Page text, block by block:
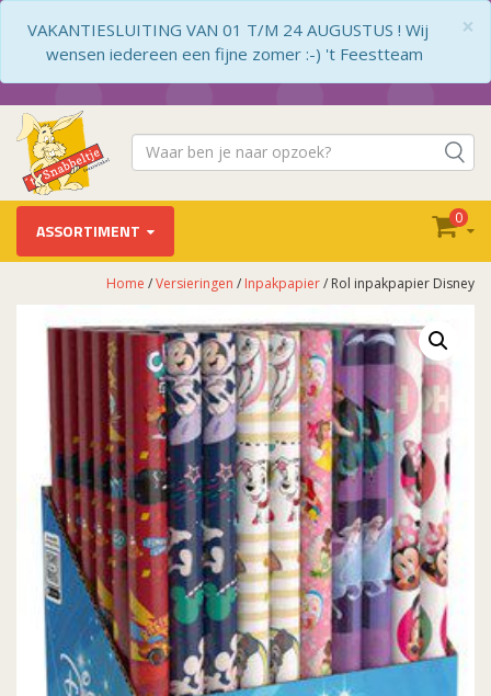
×
VAKANTIESLUITING VAN 01 T/M 24 AUGUSTUS ! Wij
wensen iedereen een fijne zomer :-) 't Feestteam
ASSORTIMENT
0
Home /Versieringen / Inpakpapier/ Rol inpakpapier Disney